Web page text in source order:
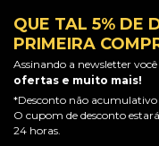
QUE TAL 5% DE
PRIMEIRA
Assinando a newsletter
ofertas e muito mais!
*Desconto não
O cupom de desconto
24 horas.